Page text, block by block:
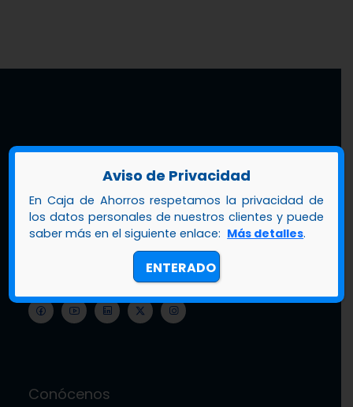
Call center
+507 800-2252
Extranjero
+507 508-3456
+507 6949-0076
Conócenos
Aviso de Privacidad
En Caja de Ahorros respetamos la privacidad de
los datos personales de nuestros clientes y puede
saber más en el siguiente enlace: Más detalles.
ENTERADO